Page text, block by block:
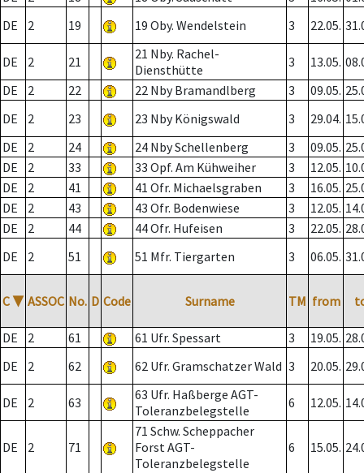
DE
2 19 19 Oby. Wendelstein 3 22.05.
DE 2 21
21 Nby. Rachel-
Diensthütte
3 13.05.
DE
2 22 22 Nby Bramandlberg 3 09.05.
DE
2 23 23 Nby Königswald 3 29.04.
DE
2 24 24 Nby Schellenberg 3 09.05.
DE
2 33 33 Opf. Am Kühweiher 3 12.05.
DE
2 41 41 Ofr. Michaelsgraben 3 16.05.
DE
2 43 43 Ofr. Bodenwiese 3 12.05.
DE
2 44 44 Ofr. Hufeisen 3 22.05.
DE
2 51 51 Mfr. Tiergarten 3 06.05.
C ▼ ASSOC No. D Code Surname TM from
DE 2 61 61 Ufr. Spessart 3 19.05.
DE
2 62 62 Ufr. Gramschatzer Wald 3 20.05.
DE 2 63
63 Ufr. Haßberge AGT-
Toleranzbelegstelle
6 12.05.
DE 2 71
71 Schw. Scheppacher
Forst AGT-
Toleranzbelegstelle
6 15.05.